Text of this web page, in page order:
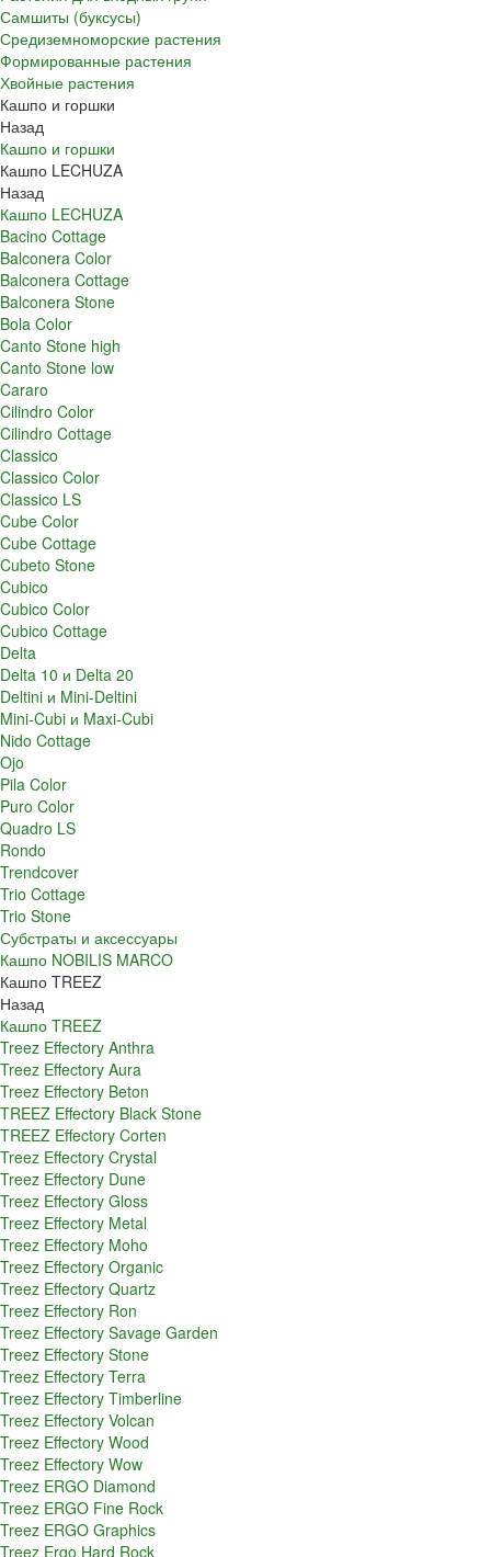
Самшиты (буксусы)
Средиземноморские растения
Формированные растения
Хвойные растения
Кашпо и горшки
Назад
Кашпо и горшки
Кашпо LECHUZA
Назад
Кашпо LECHUZA
Bacino Cottage
Balconera Color
Balconera Cottage
Balconera Stone
Bola Color
Canto Stone high
Canto Stone low
Cararo
Cilindro Color
Cilindro Cottage
Classico
Classico Color
Classico LS
Cube Color
Cube Cottage
Cubeto Stone
Cubico
Cubico Color
Cubico Cottage
Delta
Delta 10 и Delta 20
Deltini и Mini-Deltini
Mini-Cubi и Maxi-Cubi
Nido Cottage
Ojo
Pila Color
Puro Color
Quadro LS
Rondo
Trendcover
Trio Cottage
Trio Stone
Субстраты и аксессуары
Кашпо NOBILIS MARCO
Кашпо TREEZ
Назад
Кашпо TREEZ
Treez Effectory Anthra
Treez Effectory Aura
Treez Effectory Beton
TREEZ Effectory Black Stone
TREEZ Effectory Corten
Treez Effectory Crystal
Treez Effectory Dune
Treez Effectory Gloss
Treez Effectory Metal
Treez Effectory Moho
Treez Effectory Organic
Treez Effectory Quartz
Treez Effectory Ron
Treez Effectory Savage Garden
Treez Effectory Stone
Treez Effectory Terra
Treez Effectory Timberline
Treez Effectory Volcan
Treez Effectory Wood
Treez Effectory Wow
Treez ERGO Diamond
Treez ERGO Fine Rock
Treez ERGO Graphics
Treez Ergo Hard Rock